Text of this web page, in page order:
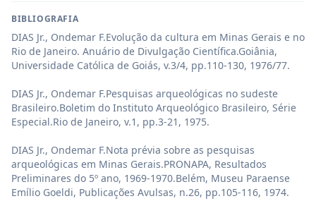
BIBLIOGRAFIA
DIAS Jr., Ondemar F.Evolução da cultura em Minas Gerais e no
Rio de Janeiro. Anuário de Divulgação Científica.Goiânia,
Universidade Católica de Goiás, v.3/4, pp.110-130, 1976/77.
DIAS Jr., Ondemar F.Pesquisas arqueológicas no sudeste
Brasileiro.Boletim do Instituto Arqueológico Brasileiro, Série
Especial.Rio de Janeiro, v.1, pp.3-21, 1975.
DIAS Jr., Ondemar F.Nota prévia sobre as pesquisas
arqueológicas em Minas Gerais.PRONAPA, Resultados
Preliminares do 5º ano, 1969-1970.Belém, Museu Paraense
Emílio Goeldi, Publicações Avulsas, n.26, pp.105-116, 1974.